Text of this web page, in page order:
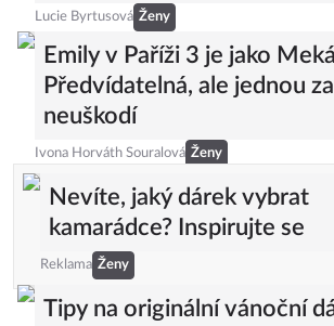
Lucie Byrtusová Ženy
Emily v Paříži 3 je jako
Předvídatelná, ale jednou
neuškodí
Ivona Horváth Souralová Ženy
Nevíte, jaký dárek vybrat
kamarádce? Inspirujte se
Reklama Ženy
Tipy na originální vánoční